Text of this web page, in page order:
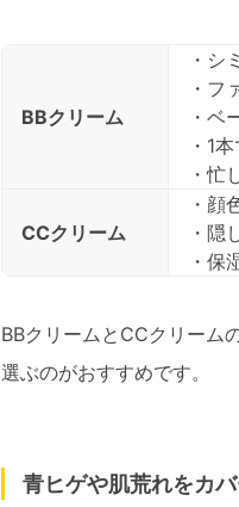
BBクリーム
・シ
・フ
・ベ
・1
・忙
CCクリーム
・顔
・隠
・保
BBクリームとCCクリーム
選ぶのがおすすめです。
青ヒゲや肌荒れをカ